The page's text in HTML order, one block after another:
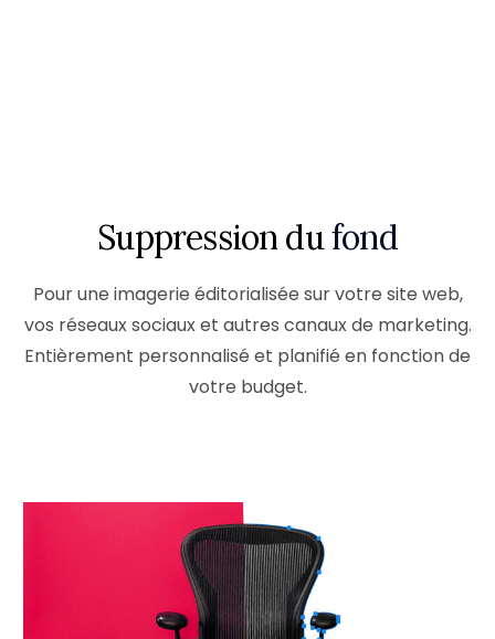
Suppression dufond
Pour une imagerie éditorialisée sur votre site web,
vos réseaux sociaux et autres canaux de marketing.
Entièrement personnalisé et planifié en fonction de
votre budget.